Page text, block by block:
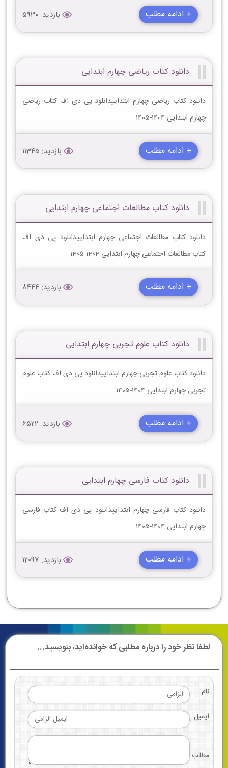
+ ادامه مطلب بازدید: 5930
دانلود کتاب ریاضی چهارم ابتدایی
دانلود کتاب ریاضی چهارم ابتداییدانلود پی دی اف کتاب ریاضی
چهارم ابتدایی 1404-1405
+ ادامه مطلب بازدید: 11345
دانلود کتاب مطالعات اجتماعی چهارم ابتدایی
دانلود کتاب مطالعات اجتماعی چهارم ابتداییدانلود پی دی اف
کتاب مطالعات اجتماعی چهارم ابتدایی 1404-1405
+ ادامه مطلب بازدید: 8444
دانلود کتاب علوم تجربی چهارم ابتدایی
دانلود کتاب علوم تجربی چهارم ابتداییدانلود پی دی اف کتاب علوم
تجربی چهارم ابتدایی 1404-1405
+ ادامه مطلب بازدید: 6522
دانلود کتاب فارسی چهارم ابتدایی
دانلود کتاب فارسی چهارم ابتداییدانلود پی دی اف کتاب فارسی
چهارم ابتدایی 1404-1405
+ ادامه مطلب بازدید: 12097
لطفا نظر خود را درباره مطلبی که خوانده‌اید، بنویسید...
نام
ایمیل
مطلب